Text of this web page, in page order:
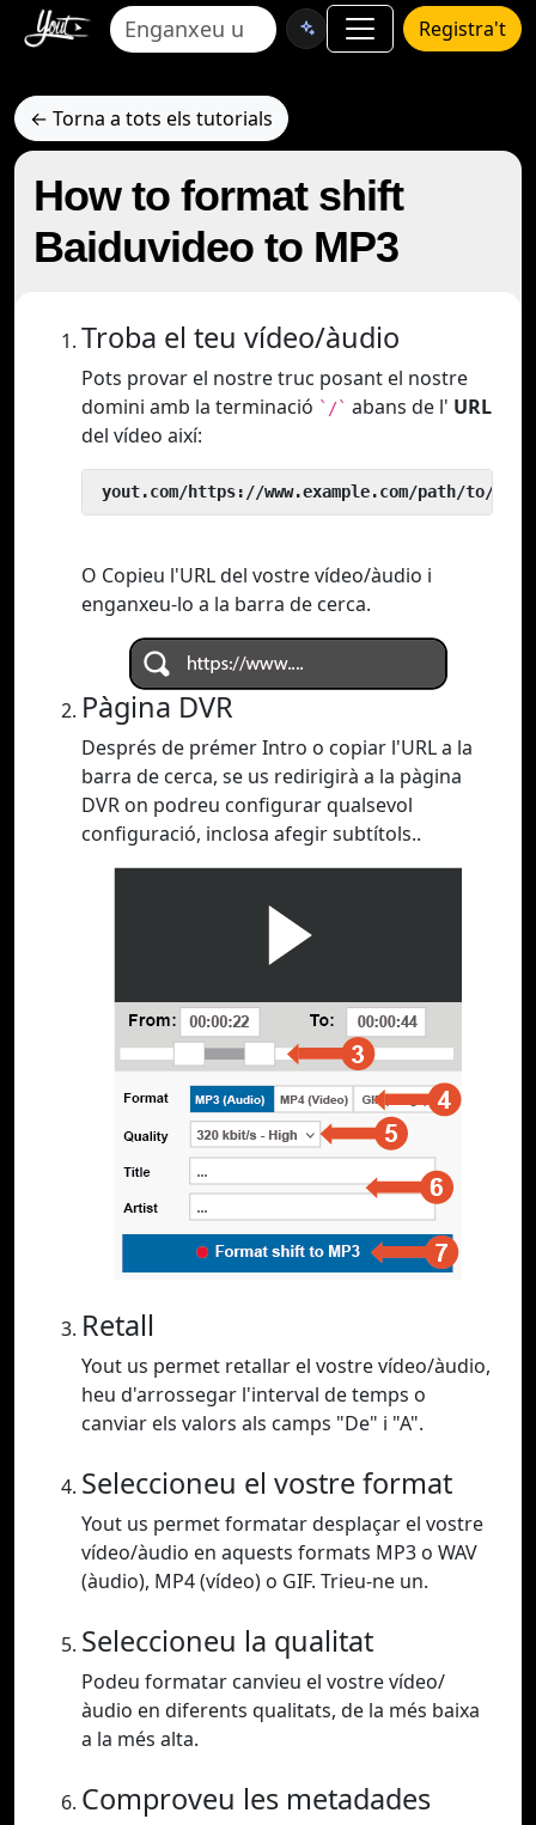
Registra't
← Torna a tots els tutorials
How to format shift
Baiduvideo to MP3
Troba el teu vídeo/àudio
Pots provar el nostre truc posant el nostre
domini amb la terminació `/` abans de l' URL
del vídeo així:
yout.com/https://www.example.com/path/to/
O Copieu l'URL del vostre vídeo/àudio i
enganxeu-lo a la barra de cerca.
Pàgina DVR
Després de prémer Intro o copiar l'URL a la
barra de cerca, se us redirigirà a la pàgina
DVR on podreu configurar qualsevol
configuració, inclosa afegir subtítols..
Retall
Yout us permet retallar el vostre vídeo/àudio,
heu d'arrossegar l'interval de temps o
canviar els valors als camps "De" i "A".
Seleccioneu el vostre format
Yout us permet formatar desplaçar el vostre
vídeo/àudio en aquests formats MP3 o WAV
(àudio), MP4 (vídeo) o GIF. Trieu-ne un.
Seleccioneu la qualitat
Podeu formatar canvieu el vostre vídeo/
àudio en diferents qualitats, de la més baixa
a la més alta.
Comproveu les metadades